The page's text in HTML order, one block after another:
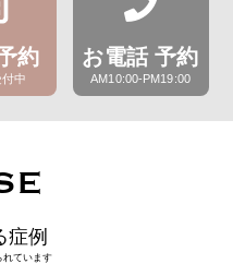
約
中
お電話 予約
AM10:00-PM19:00
症例
れています